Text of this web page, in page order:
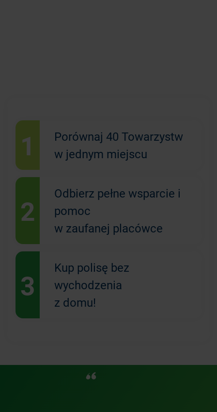
1
Porównaj 40 Towarzystw
w jednym miejscu
2
Odbierz pełne wsparcie i
pomoc
w zaufanej placówce
3
Kup polisę bez
wychodzenia
z domu!